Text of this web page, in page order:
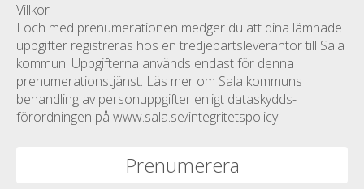
Villkor
I och med prenumerationen medger du att dina lämnade
uppgifter registreras hos en tredjepartsleverantör till Sala
kommun. Uppgifterna används endast för denna
prenumerationstjänst. Läs mer om Sala kommuns
behandling av personuppgifter enligt dataskydds­
förordningen på www.sala.se/integritetspolicy